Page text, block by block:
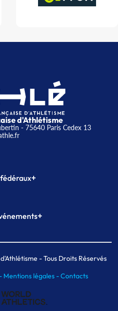
d'Athlétisme
- 75640 Paris Cedex 13
+
Formation
+
Paris indoor
de Paris- Tous Droits Réservés
Mentions légales -Contacts